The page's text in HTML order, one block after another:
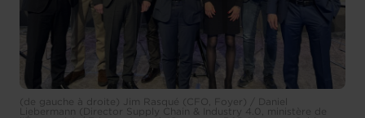
(de gauche à droite) Jim Rasqué (CFO, Foyer) / Daniel
Liebermann (Director Supply Chain & Industry 4.0, ministère de